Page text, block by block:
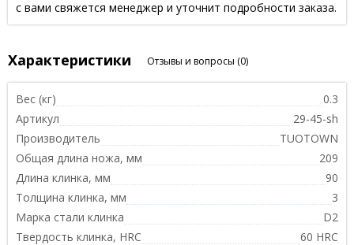
с вами свяжется менеджер и уточнит подробности заказа.
Характеристики Отзывы и вопросы (0)
Вес (кг)
0.3
Артикул
29-45-sh
Производитель
TUOTOWN
Общая длина ножа, мм
209
Длина клинка, мм
90
Толщина клинка, мм
3
Марка стали клинка
D2
Твердость клинка, HRC
60 HRC